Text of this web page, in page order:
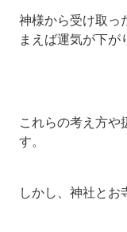
神様から受け取っ
まえば運気が下が
これらの考え方
す。
しかし、神社とお